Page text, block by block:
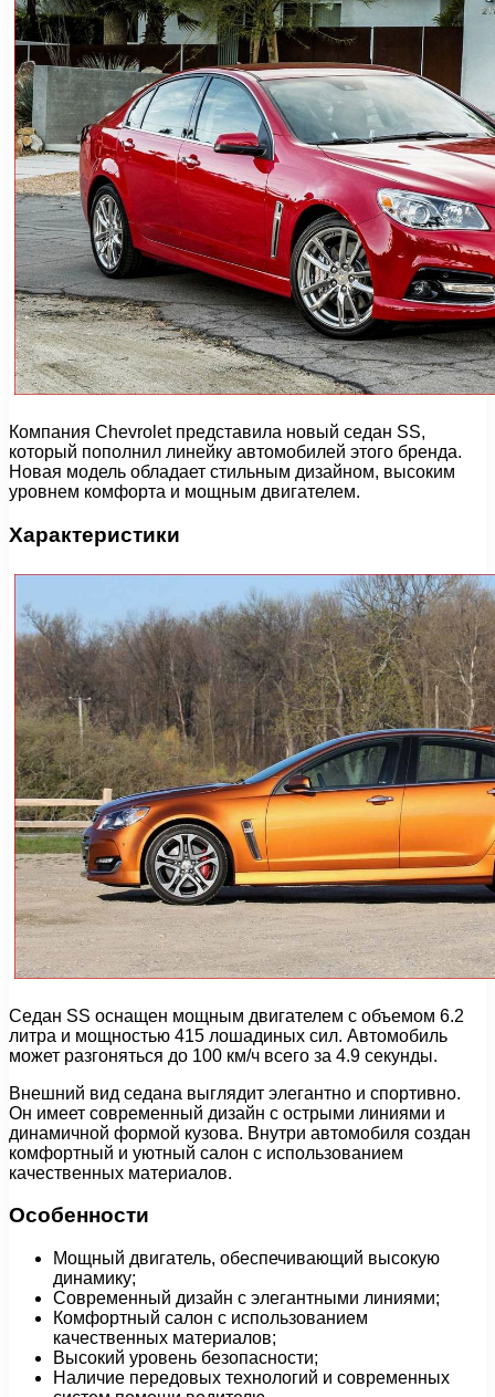
Компания Chevrolet представила новый седан SS,
который пополнил линейку автомобилей этого бренда.
Новая модель обладает стильным дизайном, высоким
уровнем комфорта и мощным двигателем.
Характеристики
Седан SS оснащен мощным двигателем с объемом 6.2
литра и мощностью 415 лошадиных сил. Автомобиль
может разгоняться до 100 км/ч всего за 4.9 секунды.
Внешний вид седана выглядит элегантно и спортивно.
Он имеет современный дизайн с острыми линиями и
динамичной формой кузова. Внутри автомобиля создан
комфортный и уютный салон с использованием
качественных материалов.
Особенности
Мощный двигатель, обеспечивающий высокую
динамику;
Современный дизайн с элегантными линиями;
Комфортный салон с использованием
качественных материалов;
Высокий уровень безопасности;
Наличие передовых технологий и современных